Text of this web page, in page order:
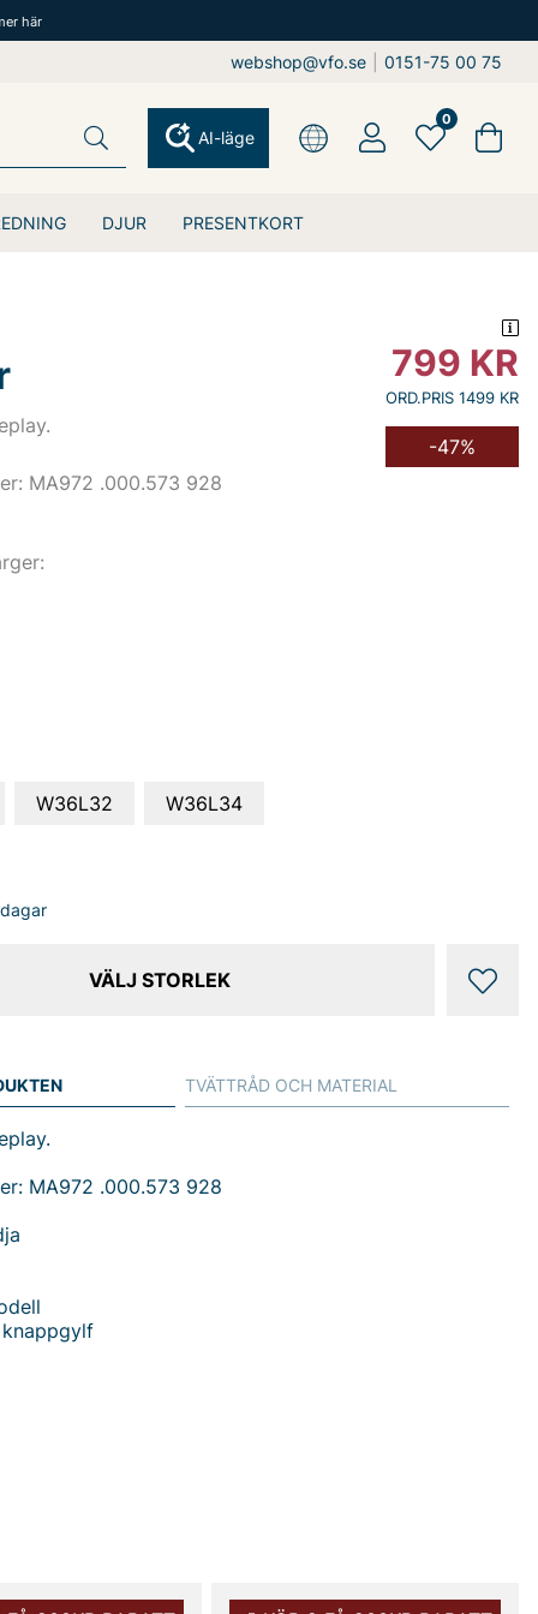
här
webshop@vfo.se 0151-75 00 75
DJUR PRESENTKORT
AI-läge
0
MA972 .000.573 928
799 KR
ORD.PRIS 1499 KR
-47%
W36L32 W36L34
VÄLJ STORLEK
MA972 .000.573 928
bomull och 1% elastan får tyget en mjuk känsla
TVÄTTRÅD OCH MATERIAL